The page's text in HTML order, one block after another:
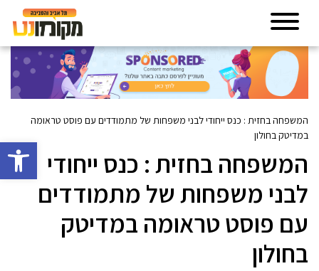
פתח
המשפחה בחזית : כנס ייחודי לבני משפחות של מתמודדים עם פוסט טראומה
במדיטק בחולון
המשפחה בחזית : כנס ייחודי
לבני משפחות של מתמודדים
עם פוסט טראומה במדיטק
בחולון